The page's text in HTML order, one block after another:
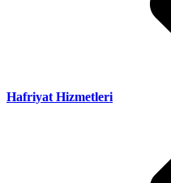
Hafriyat Hizmetleri